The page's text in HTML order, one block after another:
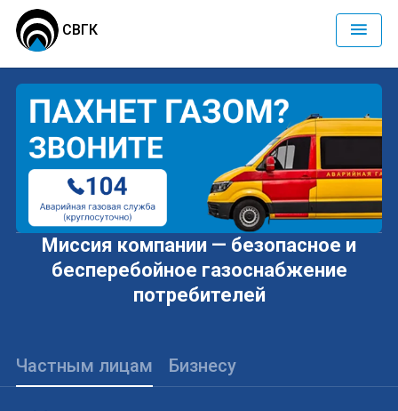
СВГК
Миссия компании — безопасное и
бесперебойное газоснабжение
потребителей
Частным лицам Бизнесу